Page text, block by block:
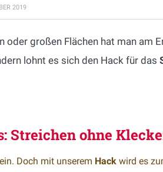
2019
oder großen Flächen hat man am
lohnt es sich den Hack für das
Streichen ohne
Doch mit unserem Hack wird es